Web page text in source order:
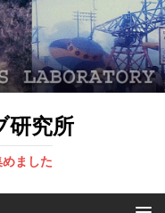
研究所
ました